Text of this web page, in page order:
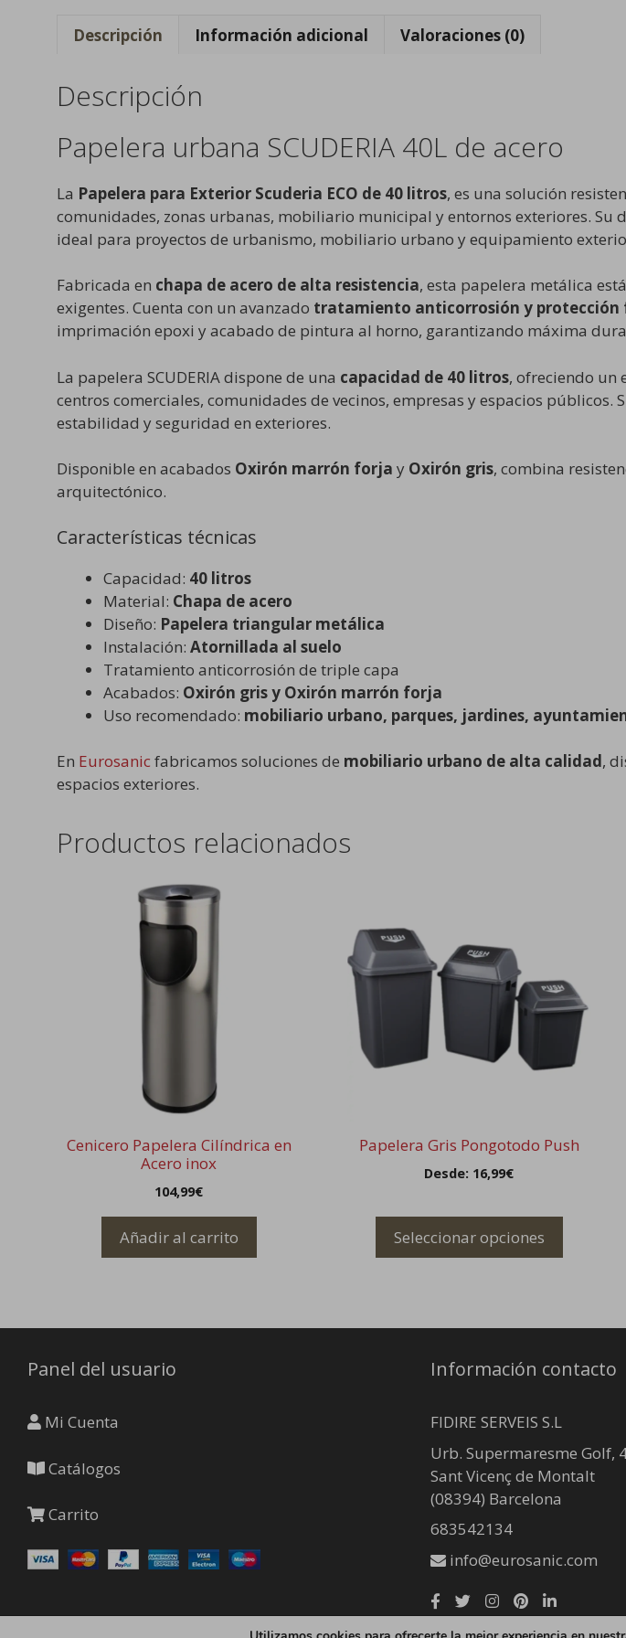
Descripción Información adicional Valoraciones (0)
Descripción
Papelera urbana SCUDERIA 40L de acero
La Papelera para Exterior Scuderia ECO de 40 litros, es una solución
comunidades, zonas urbanas, mobiliario municipal y entornos exteriores.
ideal para proyectos de urbanismo, mobiliario urbano y equipamiento
Fabricada en chapa de acero de alta resistencia, esta papelera metálica
exigentes. Cuenta con un avanzado tratamiento anticorrosión y protección
imprimación epoxi y acabado de pintura al horno, garantizando máxima
La papelera SCUDERIA dispone de una capacidad de 40 litros, ofreciendo un
centros comerciales, comunidades de vecinos, empresas y espacios públicos.
estabilidad y seguridad en exteriores.
Disponible en acabados Oxirón marrón forja y Oxirón gris, combina
arquitectónico.
Características técnicas
Capacidad: 40 litros
Material: Chapa de acero
Diseño: Papelera triangular metálica
Instalación: Atornillada al suelo
Tratamiento anticorrosión de triple capa
Acabados: Oxirón gris y Oxirón marrón forja
Uso recomendado: mobiliario urbano, parques, jardines,
En Eurosanic fabricamos soluciones de mobiliario urbano de alta calidad,
espacios exteriores.
Productos relacionados
Cenicero Papelera Cilíndrica en
Acero inox
104,99€
Añadir al carrito
Papelera Gris Pongotodo Push
Desde: 16,99€
Seleccionar opciones
tiene
múltiples
variantes.
Las
opciones
se
pueden
Panel del usuario
Mi Cuenta
Catálogos
Carrito
Información contacto
FIDIRE SERVEIS S.L
Urb. Supermaresme Golf,
Sant Vicenç de Montalt
(08394) Barcelona
683542134
info@eurosanic.com